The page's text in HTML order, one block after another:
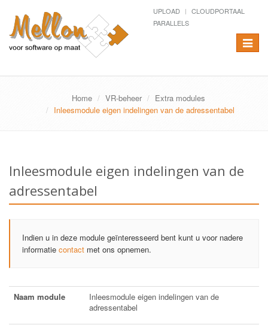
UPLOAD
CLOUDPORTAAL
PARALLELS
Toggle
Home VR-beheer
Extra modules
Inleesmodule eigen indelingen van de adressentabel
Inleesmodule eigen indelingen van de
adressentabel
Indien u in deze module geïnteresseerd bent kunt u voor nadere
informatie contact met ons opnemen.
Naam module
Inleesmodule eigen indelingen van de
adressentabel